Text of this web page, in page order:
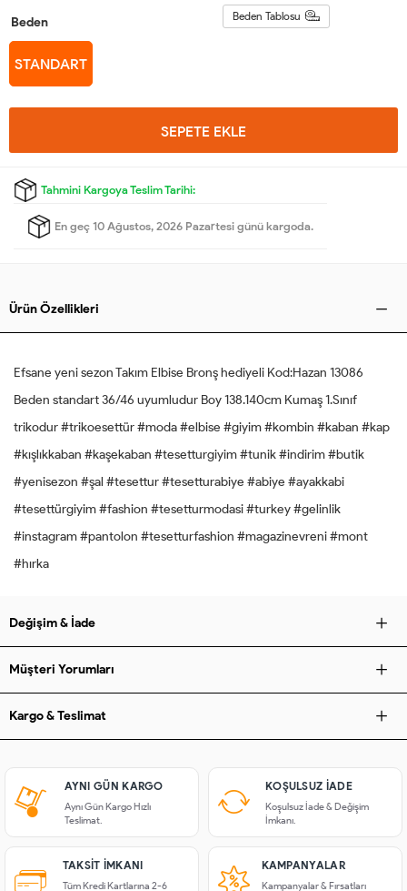
Beden Tablosu
Beden
STANDART
SEPETE EKLE
Tahmini Kargoya Teslim Tarihi:
En geç 10 Ağustos, 2026 Pazartesi günü kargoda.
Ürün Özellikleri
Efsane yeni sezon Takım Elbise Bronş hediyeli Kod:Hazan 13086
Beden standart 36/46 uyumludur Boy 138.140cm Kumaş 1.Sınıf
trikodur #trikoesettür #moda #elbise #giyim #kombin #kaban #kap
#kışlıkkaban #kaşekaban #tesetturgiyim #tunik #indirim #butik
#yenisezon #şal #tesettur #tesetturabiye #abiye #ayakkabi
#tesettürgiyim #fashion #tesetturmodasi #turkey #gelinlik
#instagram #pantolon #tesetturfashion #magazinevreni #mont
#hırka
Değişim & İade
Müşteri Yorumları
Kargo & Teslimat
AYNI GÜN KARGO
Aynı Gün Kargo Hızlı
Teslimat.
KOŞULSUZ IADE
Koşulsuz İade & Değişim
İmkanı.
TAKSIT İMKANI
Tüm Kredi Kartlarına 2-6
KAMPANYALAR
Kampanyalar & Fırsatları